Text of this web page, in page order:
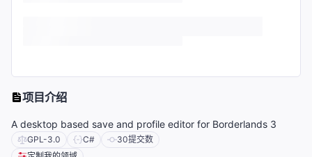
项目介绍
A desktop based save and profile editor for Borderlands 3
GPL-3.0 C# 30提交数